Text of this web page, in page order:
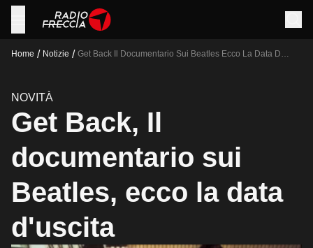
Home / Notizie / Get Back Il Documentario Sui Beatles Ecco La Data D
NOVITÀ
Get Back, Il
documentario sui
Beatles, ecco la data
d'uscita